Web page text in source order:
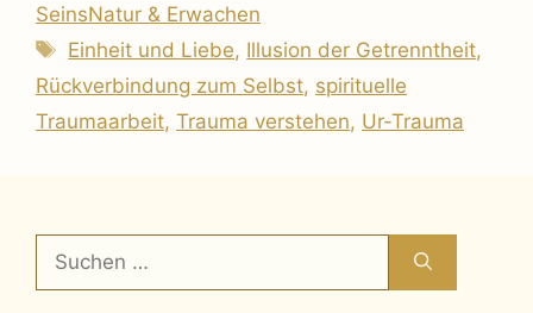
SeinsNatur & Erwachen
Schlagwörter
Einheit und Liebe, Illusion der Getrenntheit,
Rückverbindung zum Selbst, spirituelle
Traumaarbeit, Trauma verstehen, Ur-Trauma
nach: